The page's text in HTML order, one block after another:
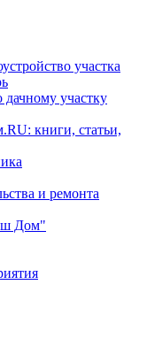
участка
участку
книги, статьи,
и ремонта
Дом"